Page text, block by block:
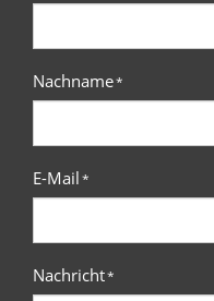
Nachname*
E-Mail*
Nachricht*